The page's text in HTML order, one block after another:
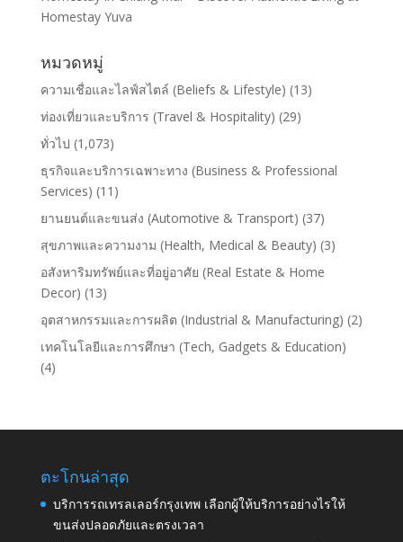
Homestay Yuva
หมวดหมู่
ความเชื่อและไลฟ์สไตล์ (Beliefs & Lifestyle) (13)
ท่องเที่ยวและบริการ (Travel & Hospitality) (29)
ทั่วไป (1,073)
ธุรกิจและบริการเฉพาะทาง (Business & Professional
Services) (11)
ยานยนต์และขนส่ง (Automotive & Transport) (37)
สุขภาพและความงาม (Health, Medical & Beauty) (3)
อสังหาริมทรัพย์และที่อยู่อาศัย (Real Estate & Home
Decor) (13)
อุตสาหกรรมและการผลิต (Industrial & Manufacturing) (2)
เทคโนโลยีและการศึกษา (Tech, Gadgets & Education)
(4)
ตะโกนล่าสุด
บริการรถเทรลเลอร์กรุงเทพ เลือกผู้ให้บริการอย่างไรให้
ขนส่งปลอดภัยและตรงเวลา